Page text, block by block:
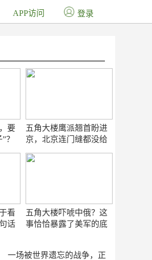
要
？
五角大楼鹰派翘首盼进
京，北京连门缝都没给
看
话
五角大楼吓唬中俄？这
事恰恰暴露了美军的底
一场被世界遗忘的战争，正
APP访问 登录